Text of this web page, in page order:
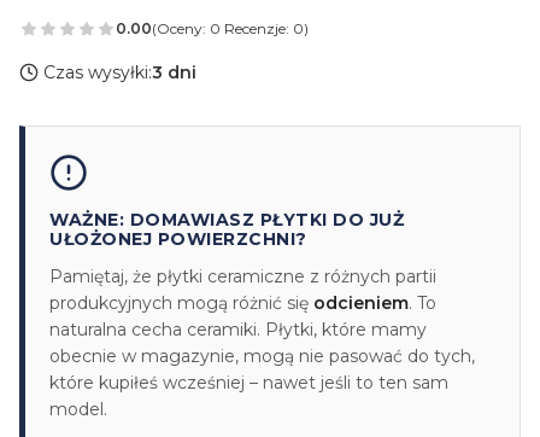
0.00(Oceny: 0 Recenzje: 0)
Czas wysyłki:3 dni
WAŻNE: DOMAWIASZ PŁYTKI DO JUŻ
UŁOŻONEJ POWIERZCHNI?
Pamiętaj, że płytki ceramiczne z różnych partii
produkcyjnych mogą różnić się odcieniem. To
naturalna cecha ceramiki. Płytki, które mamy
obecnie w magazynie, mogą nie pasować do tych,
które kupiłeś wcześniej – nawet jeśli to ten sam
model.